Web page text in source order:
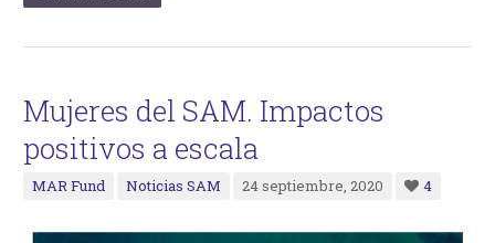
Mujeres del SAM. Impactos
positivos a escala
MAR Fund Noticias SAM 24 septiembre, 2020 4